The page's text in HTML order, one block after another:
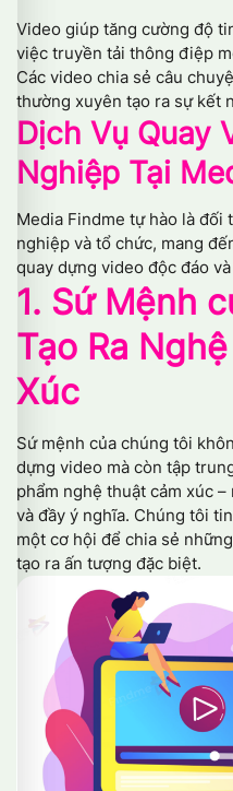
Video giúp tăng cường độ
việc truyền tải thông điệp
Các video chia sẻ câu
thường xuyên tạo ra sự kết
Dịch Vụ Quay
Nghiệp Tại
Media Findme tự hào là đối
nghiệp và tổ chức, mang
quay dựng video độc đáo
1. Sứ Mệnh
Tạo Ra
Xúc
Sứ mệnh của chúng tôi
dựng video mà còn tập
phẩm nghệ thuật cảm xúc
và đầy ý nghĩa. Chúng tôi
một cơ hội để chia sẻ
tạo ra ấn tượng đặc biệt.